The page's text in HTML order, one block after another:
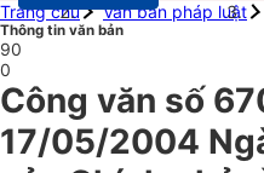
Trang chủ
Văn bản pháp luật
Thông tin văn bản
90
0
Công văn số
17/05/2004